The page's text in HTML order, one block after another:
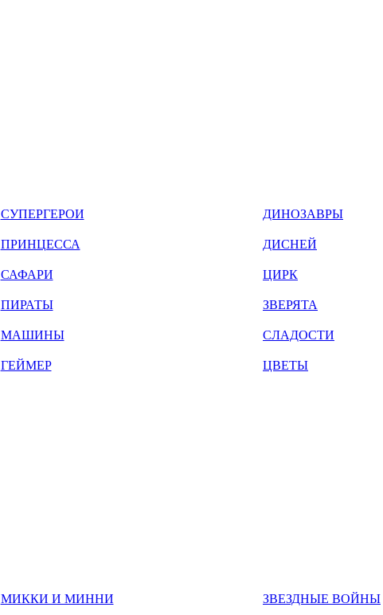
СУПЕРГЕРОИ
ПРИНЦЕССА
САФАРИ
ПИРАТЫ
МАШИНЫ
ГЕЙМЕР
ДИНОЗАВРЫ
ДИСНЕЙ
ЦИРК
ЗВЕРЯТА
СЛАДОСТИ
ЦВЕТЫ
МИККИ И МИННИ ЗВЕЗДНЫЕ ВОЙНЫ